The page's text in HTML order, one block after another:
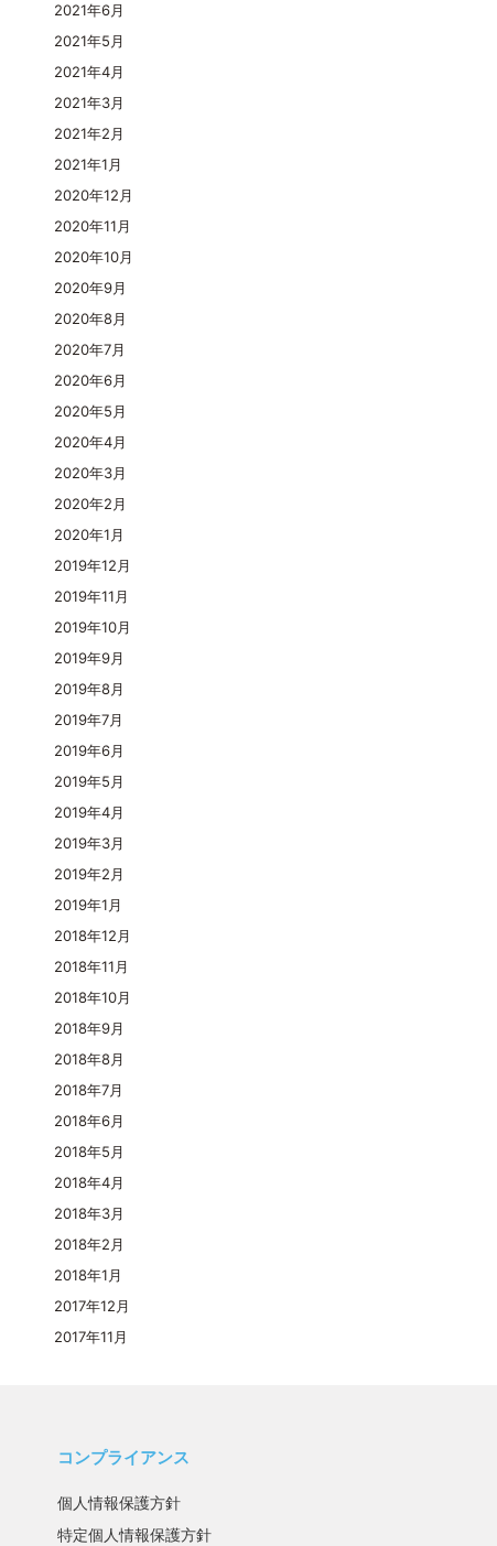
2021年6月
2021年5月
2021年4月
2021年3月
2021年2月
2021年1月
2020年12月
2020年11月
2020年10月
2020年9月
2020年8月
2020年7月
2020年6月
2020年5月
2020年4月
2020年3月
2020年2月
2020年1月
2019年12月
2019年11月
2019年10月
2019年9月
2019年8月
2019年7月
2019年6月
2019年5月
2019年4月
2019年3月
2019年2月
2019年1月
2018年12月
2018年11月
2018年10月
2018年9月
2018年8月
2018年7月
2018年6月
2018年5月
2018年4月
2018年3月
2018年2月
2018年1月
2017年12月
2017年11月
コンプライアンス
個人情報保護方針
特定個人情報保護方針